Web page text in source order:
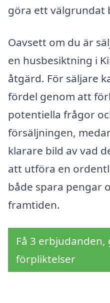
göra ett välgrundat
Oavsett om du är
en husbesiktning i
åtgärd. För säljare
fördel genom att
potentiella frågor
försäljningen,
klarare bild av vad
att utföra en
både spara pengar
framtiden.
Få 3
förpliktelser